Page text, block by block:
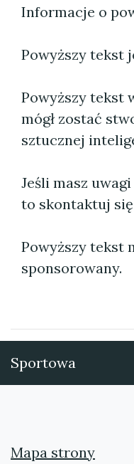
Informacje o
Powyższy tekst
Powyższy tekst
mógł zostać
sztucznej
Jeśli masz
to skontaktuj
Powyższy tekst
sponsorowany.
Sportowa
Mapa strony